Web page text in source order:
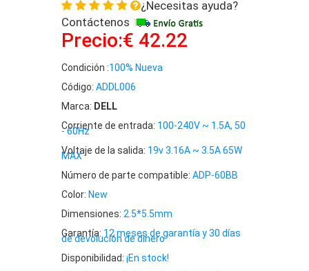
¿Necesitas ayuda?
Contáctenos
Precio:€ 42.22
Condición :100% Nueva
Código: ADDL006
Marca: DELL
Corriente de entrada: 100-240V ~ 1.5A, 50
- 60Hz
Voltaje de la salida: 19v 3.16A ~ 3.5A 65W
MAX
Número de parte compatible: ADP-60BB
Color: New
Dimensiones: 2.5*5.5mm
Garantía: 12 meses de garantía y 30 días
de devolución de dinero
Disponibilidad: ¡En stock!